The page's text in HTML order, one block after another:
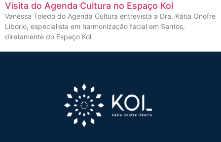
Visita do Agenda Cultura no Espaço Kol
Vanessa Toledo do Agenda Cultura entrevista a Dra. Kátia Onofre
Libório, especialista em harmonização facial em Santos,
diretamente do Espaço Kol.